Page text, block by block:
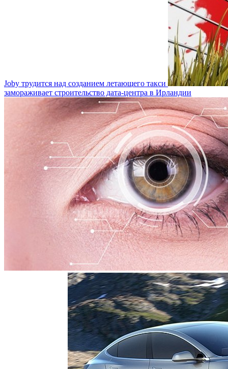
Joby трудится над созданием летающего такси
замораживает строительство дата-центра в Ирландии